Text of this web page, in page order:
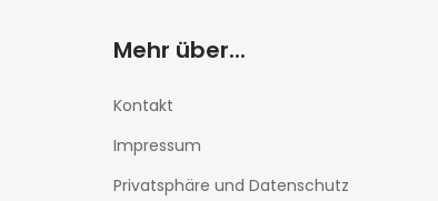
Mehr über...
Kontakt
Impressum
Privatsphäre und Datenschutz